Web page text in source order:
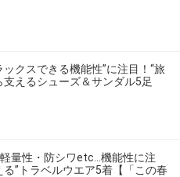
クスできる機能性”に注目！“旅
支えるシューズ＆サンダル5足
量性・防シワetc…機能性に注
る”トラベルウエア5着【「この春